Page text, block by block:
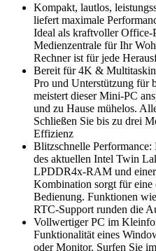
Kompakt, lautlos,
liefert maximale
Ideal als kraftvoller Office-
Medienzentrale für Ihr
Rechner ist für jede
Bereit für 4K &
Pro und Unterstützung
meistert dieser Mini-PC
und zu Hause mühelos.
Schließen Sie bis zu drei
Effizienz
Blitzschnelle
des aktuellen Intel Twin
LPDDR4x-RAM und
Kombination sorgt für eine
Bedienung. Funktionen
RTC-Support runden die
Vollwertiger PC im
Funktionalität eines
oder Monitor. Surfen Sie